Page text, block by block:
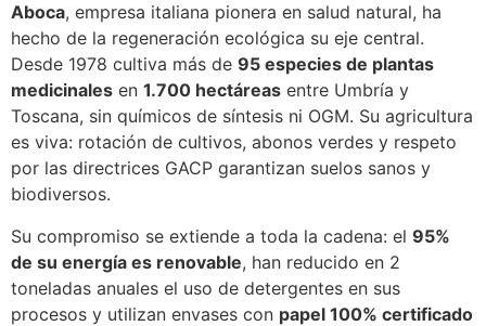
Aboca, empresa italiana pionera en salud natural, ha
hecho de la regeneración ecológica su eje central.
Desde 1978 cultiva más de 95 especies de plantas
medicinales en 1.700 hectáreas entre Umbría y
Toscana, sin químicos de síntesis ni OGM. Su agricultura
es viva: rotación de cultivos, abonos verdes y respeto
por las directrices GACP garantizan suelos sanos y
biodiversos.
Su compromiso se extiende a toda la cadena: el 95%
de su energía es renovable, han reducido en 2
toneladas anuales el uso de detergentes en sus
procesos y utilizan envases con papel 100% certificado